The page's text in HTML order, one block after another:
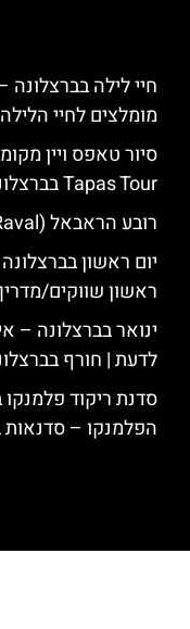
חיי לילה בברצלונה
מומלצים לחיי הלילה
סיור טאפס ויין
Tapas Tour בברצלונה
רובע הראבאל (El Raval) | ברצלונה
יום ראשון
ראשון שווקים/
ינואר בברצלונה –
לדעת | חורף
סדנת ריקוד פלמנקו
הפלמנקו – סדנאות